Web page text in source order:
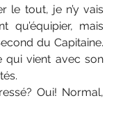
le tout, je n’y vais
qu’équipier, mais
du Capitaine.
qui vient avec son
Oui! Normal,